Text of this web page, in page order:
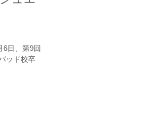
6日、第9回
ッド校卒